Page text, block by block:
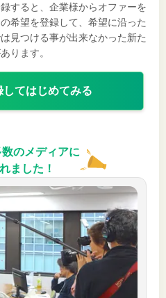
すると、企業様からオファーを
希望を登録して、希望に沿った
見つける事が出来なかった新た
ります。
してはじめてみる
のメディアに
ました！